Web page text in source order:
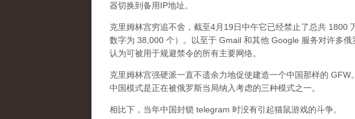
器切换到备用IP地址。
克里姆林宫穷追不舍，截至4月19日中午它已经禁止了总共 1800
数字为 38,000 个）。以至于 Gmail 和其他 Google 服务对许多
认为可被用于规避禁令的所有主要网络。
克里姆林宫强硬派一直不遗余力地促使建造一个中国那样的 GFW
中国模式是正在被俄罗斯当局纳入考虑的三种模式之一。
相比下，当年中国封锁 telegram 时没有引起猫鼠游戏的斗争。